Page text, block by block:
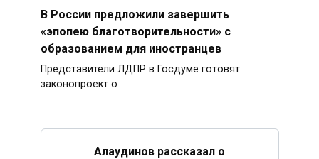
В России предложили завершить
«эпопею благотворительности» с
образованием для иностранцев
Представители ЛДПР в Госдуме готовят
законопроект о
Алаудинов рассказал о